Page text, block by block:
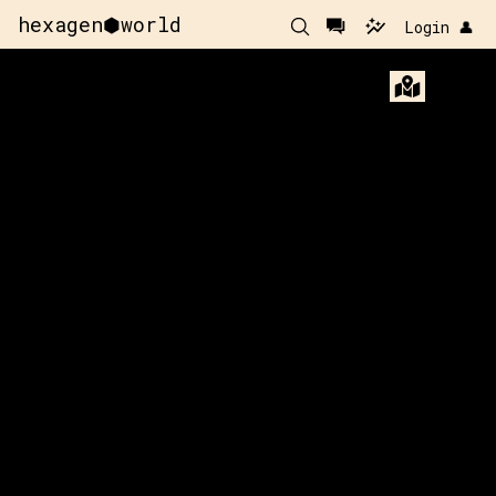
hexagen⬢world Login 👤